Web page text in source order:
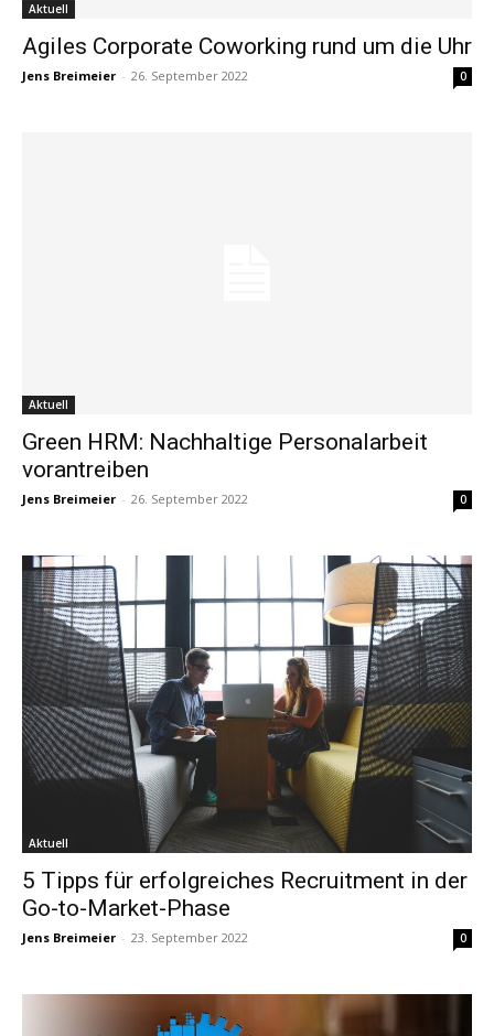
Aktuell
Agiles Corporate Coworking rund um die Uhr
Jens Breimeier - 26. September 2022 0
Aktuell
Green HRM: Nachhaltige Personalarbeit
vorantreiben
Jens Breimeier - 26. September 2022 0
Aktuell
5 Tipps für erfolgreiches Recruitment in der
Go-to-Market-Phase
Jens Breimeier - 23. September 2022 0